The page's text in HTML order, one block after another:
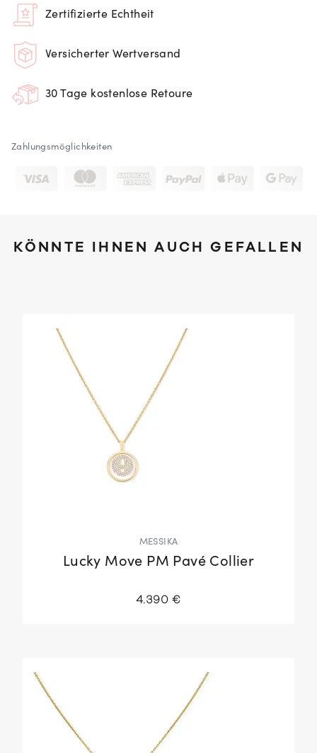
Zertifizierte Echtheit
Versicherter Wertversand
30 Tage kostenlose Retoure
Zahlungsmöglichkeiten
KÖNNTE IHNEN AUCH GEFALLEN
MESSIKA
Lucky Move PM Pavé Collier
4.390 €